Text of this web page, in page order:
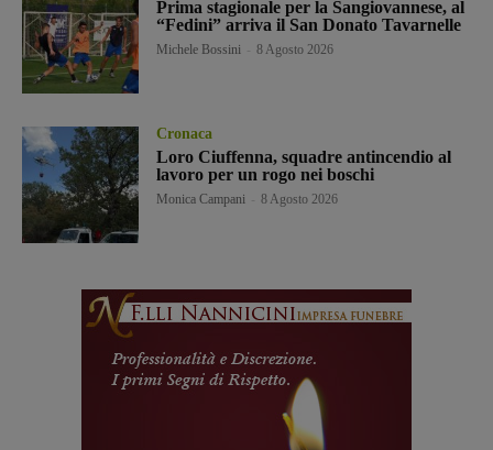
Prima stagionale per la Sangiovannese, al
“Fedini” arriva il San Donato Tavarnelle
Michele Bossini 8 Agosto 2026
Cronaca
Loro Ciuffenna, squadre antincendio al
lavoro per un rogo nei boschi
Monica Campani 8 Agosto 2026